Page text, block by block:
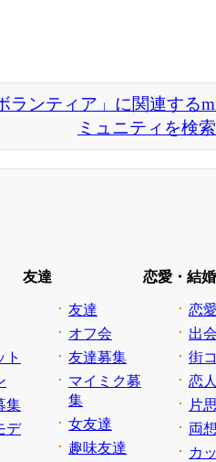
ランティア」に関連する
ミュニティを検
ト
集
デ
友達
友達
オフ会
友達募集
マイミク募
集
女友達
趣味友達
恋愛・結婚
恋愛
出
街
恋人
片
両
カ